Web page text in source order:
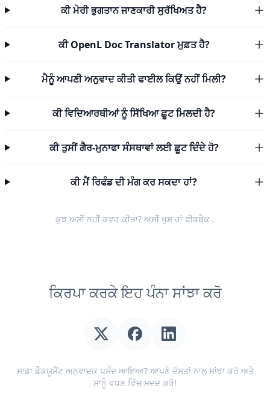
ਕੀ ਮੇਰੀ ਭੁਗਤਾਨ ਜਾਣਕਾਰੀ ਸੁਰੱਖਿਅਤ ਹੈ?
ਕੀ OpenL Doc Translator ਮੁਫ਼ਤ ਹੈ?
ਮੈਨੂੰ ਆਪਣੀ ਅਨੁਵਾਦ ਕੀਤੀ ਫਾਈਲ ਕਿਉਂ ਨਹੀਂ ਮਿਲੀ?
ਕੀ ਵਿਦਿਆਰਥੀਆਂ ਨੂੰ ਸਿੱਖਿਆ ਛੂਟ ਮਿਲਦੀ ਹੈ?
ਕੀ ਤੁਸੀਂ ਗੈਰ-ਮੁਨਾਫਾ ਸੰਸਥਾਵਾਂ ਲਈ ਛੂਟ ਦਿੰਦੇ ਹੋ?
ਕੀ ਮੈਂ ਰਿਫੰਡ ਦੀ ਮੰਗ ਕਰ ਸਕਦਾ ਹਾਂ?
ਕੁਝ ਅਸੀਂ ਨਹੀਂ ਕਵਰ ਕੀਤਾ? ਅਸੀਂ ਖੁਸ਼ ਹਾਂਫੀਡਬੈਕ .
ਕਿਰਪਾ ਕਰਕੇ ਇਹ ਪੰਨਾ ਸਾਂਝਾ ਕਰੋ
ਸਾਡਾ ਡੌਕਯੂਮੈਂਟ ਅਨੁਵਾਦਕ ਪਸੰਦ ਆਇਆ? ਆਪਣੇ ਦੋਸਤਾਂ ਨਾਲ ਸਾਂਝਾ ਕਰੋ ਅਤੇ
ਸਾਨੂੰ ਵਧਣ ਵਿੱਚ ਮਦਦ ਕਰੋ!